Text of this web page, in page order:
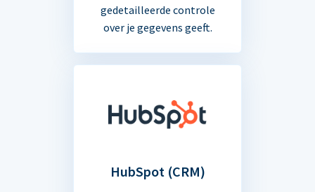
gedetailleerde controle
over je gegevens geeft.
HubSpot (CRM)